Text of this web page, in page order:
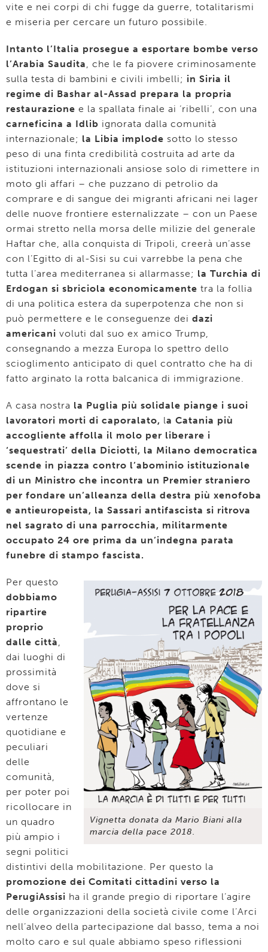
vite e nei corpi di chi fugge da guerre, totalitarismi
e miseria per cercare un futuro possibile.
Intanto l’Italia prosegue a esportare bombe verso
l’Arabia Saudita
, che le fa piovere criminosamente
sulla testa di bambini e civili imbelli; in Siria il
regime di Bashar al-Assad prepara la propria
restaurazione e la spallata finale ai ‘ribelli’, con una
carneficina a Idlib ignorata dalla comunità
internazionale; la Libia implode sotto lo stesso
peso di una finta credibilità costruita ad arte da
istituzioni internazionali ansiose solo di rimettere in
moto gli affari – che puzzano di petrolio da
comprare e di sangue dei migranti africani nei lager
delle nuove frontiere esternalizzate – con un Paese
ormai stretto nella morsa delle milizie del generale
Haftar che, alla conquista di Tripoli, creerà un’asse
con l’Egitto di al-Sisi su cui varrebbe la pena che
tutta l’area mediterranea si allarmasse; la Turchia di
Erdogan si sbriciola economicamente tra la follia
di una politica estera da superpotenza che non si
può permettere e le conseguenze dei dazi
americani voluti dal suo ex amico Trump,
consegnando a mezza Europa lo spettro dello
scioglimento anticipato di quel contratto che ha di
fatto arginato la rotta balcanica di immigrazione.
A casa nostra la Puglia più solidale piange i suoi
lavoratori morti di caporalato, la Catania più
accogliente affolla il molo per liberare i
‘sequestrati’ della Diciotti, la Milano democratica
scende in piazza contro l’abominio istituzionale
di un Ministro che incontra un Premier straniero
per fondare un’alleanza della destra più xenofoba
e antieuropeista, la Sassari antifascista si ritrova
nel sagrato di una parrocchia, militarmente
occupato 24 ore prima da un’indegna parata
funebre di stampo fascista.
Vignetta donata da Mario Biani alla
marcia della pace 2018.
Per questo
dobbiamo
ripartire
proprio
dalle città
dai luoghi di
prossimità
dove si
affrontano le
vertenze
quotidiane e
peculiari
delle
comunità,
per poter poi
ricollocare in
un quadro
più ampio i
segni politici
distintivi della mobilitazione. Per questo la
promozione dei Comitati cittadini verso la
PerugiAssisi ha il grande pregio di riportare l’agire
delle organizzazioni della società civile come l’Arci
nell’alveo della partecipazione dal basso, tema a noi
molto caro e sul quale abbiamo speso riflessioni